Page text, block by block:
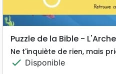
Puzzle de la Bible -
Ne t'inquiète de rien, mais
check Disponible